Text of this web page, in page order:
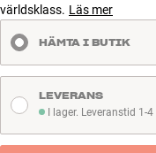
Hitta Butik
Kundtjänst
Logga in
Kundtjänst
Företag
världsklass. Läs mer
HÄMTA I BUTIK
I lager. Leveranstid 1-4 dagar
I lager. Leveranstid 1-
LEVERANS